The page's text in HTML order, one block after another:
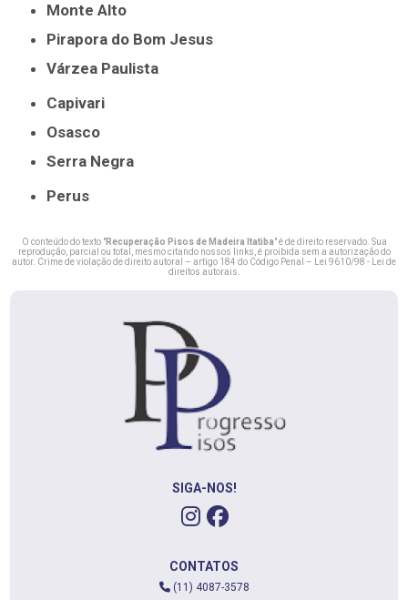
Monte Alto
Pirapora do Bom Jesus
Várzea Paulista
Capivari
Osasco
Serra Negra
Perus
O conteúdo do texto "Recuperação Pisos de Madeira Itatiba" é de direito reservado. Sua
reprodução, parcial ou total, mesmo citando nossos links, é proibida sem a autorização do
autor. Crime de violação de direito autoral – artigo 184 do Código Penal –
Lei 9610/98 - Lei de
direitos autorais
SIGA-NOS!
CONTATOS
(11) 4087-3578